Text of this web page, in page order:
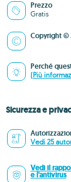
Prezzo
Gratis
Copyright ©
Perché
(Più
Sicurezza e
Vedi 25
Vedi il
e l'antivirus